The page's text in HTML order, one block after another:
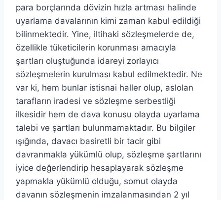
para borçlarında dövizin hızla artması halinde
uyarlama davalarının kimi zaman kabul edildiği
bilinmektedir. Yine, iltihaki sözleşmelerde de,
özellikle tüketicilerin korunması amacıyla
şartları oluştuğunda idareyi zorlayıcı
sözleşmelerin kurulması kabul edilmektedir. Ne
var ki, hem bunlar istisnai haller olup, aslolan
tarafların iradesi ve sözleşme serbestliği
ilkesidir hem de dava konusu olayda uyarlama
talebi ve şartları bulunmamaktadır. Bu bilgiler
ışığında, davacı basiretli bir tacir gibi
davranmakla yükümlü olup, sözleşme şartlarını
iyice değerlendirip hesaplayarak sözleşme
yapmakla yükümlü olduğu, somut olayda
davanın sözleşmenin imzalanmasından 2 yıl